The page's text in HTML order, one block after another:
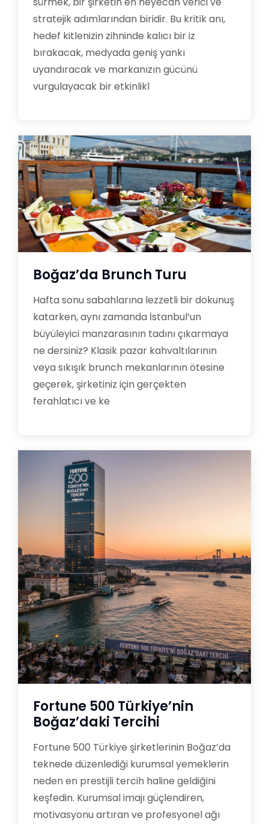
stratejik adımlarından biridir. Bu kritik anı,
hedef kitlenizin zihninde kalıcı bir iz
bırakacak, medyada geniş yankı
uyandıracak ve markanızın gücünü
vurgulayacak bir etkinlikl
Boğaz’da Brunch Turu
Hafta sonu sabahlarına lezzetli bir dokunuş
katarken, aynı zamanda İstanbul’un
büyüleyici manzarasının tadını çıkarmaya
ne dersiniz? Klasik pazar kahvaltılarının
veya sıkışık brunch mekanlarının ötesine
geçerek, şirketiniz için gerçekten
ferahlatıcı ve ke
Fortune 500 Türkiye’nin
Boğaz’daki Tercihi
Fortune 500 Türkiye şirketlerinin Boğaz’da
teknede düzenlediği kurumsal yemeklerin
neden en prestijli tercih haline geldiğini
keşfedin. Kurumsal imajı güçlendiren,
motivasyonu artıran ve profesyonel ağı